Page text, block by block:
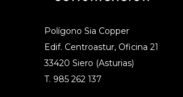
Polígono Sia Copper
Edif. Centroastur, Oficina 21
33420 Siero (Asturias)
T. 985 262 137